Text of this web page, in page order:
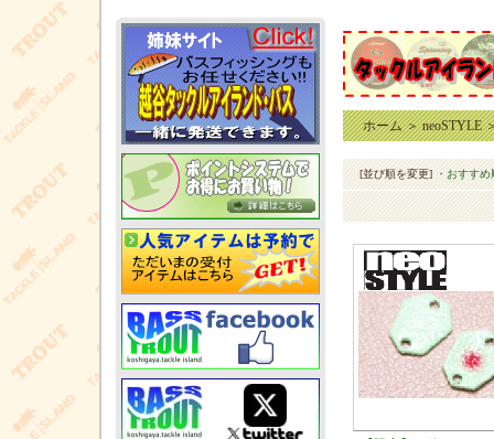
ホーム＞neoSTYLE
[並び順を変更] ・おすすめ